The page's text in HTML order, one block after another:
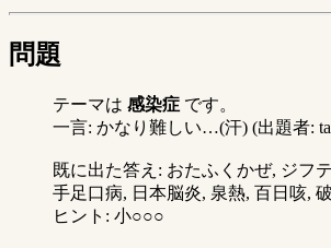
問題
テーマは 感染症 です。
一言: かなり難しい…(汗) (出題者:
既に出た答え: おたふくかぜ, ジフ
手足口病, 日本脳炎, 泉熱, 百日咳,
ヒント: 小○○○